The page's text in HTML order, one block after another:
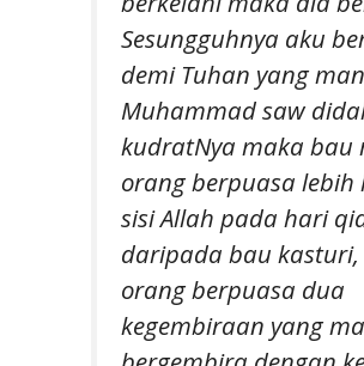
Sesungguhnya aku
demi Tuhan yang
Muhammad saw
kudratNya maka bau
orang berpuasa
sisi Allah pada hari
daripada bau
orang berpuasa dua
kegembiraan yang